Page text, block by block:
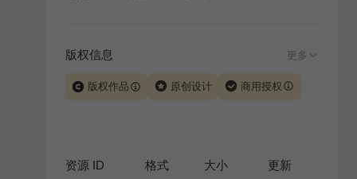
版权信息 更多
版权作品 原创设计 商用授权
版权声明
条款，禁止任何形式的转让、出售或出租，未
资源 ID 格式 大小 更新